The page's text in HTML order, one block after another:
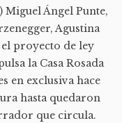
Miguel Ángel Punte,
Agustina
proyecto de ley
la Casa Rosada
en exclusiva hace
hasta quedaron
que circula.